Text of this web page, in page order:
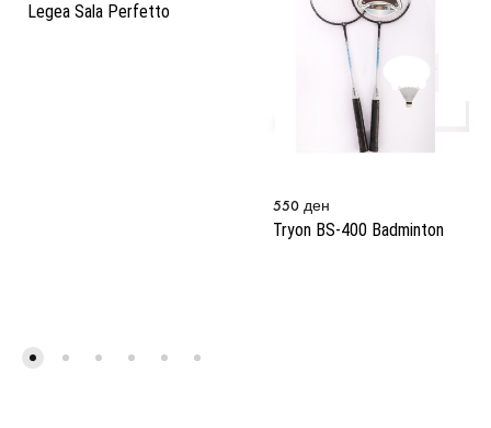
Legea Sala Perfetto
Tryon BS-400 Badminton
550 ден